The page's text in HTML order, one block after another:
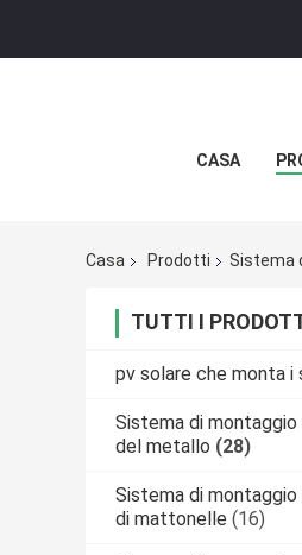
CASA
Casa Prodotti Sistema
TUTTI I
pv solare che monta i
Sistema di
del metallo (28)
Sistema di
di mattonelle (16)